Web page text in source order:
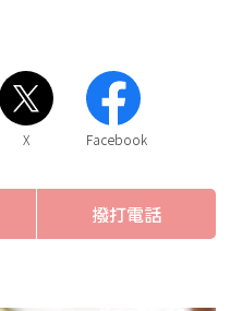
X Facebook
撥打電話